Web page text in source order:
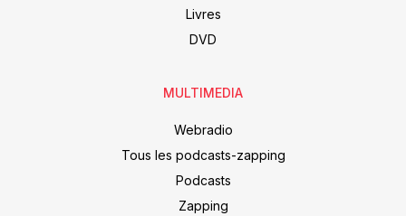
Livres
DVD
MULTIMEDIA
Webradio
Tous les podcasts-zapping
Podcasts
Zapping